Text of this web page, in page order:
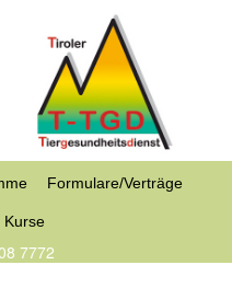
Formulare/Verträge
Kurse
7772